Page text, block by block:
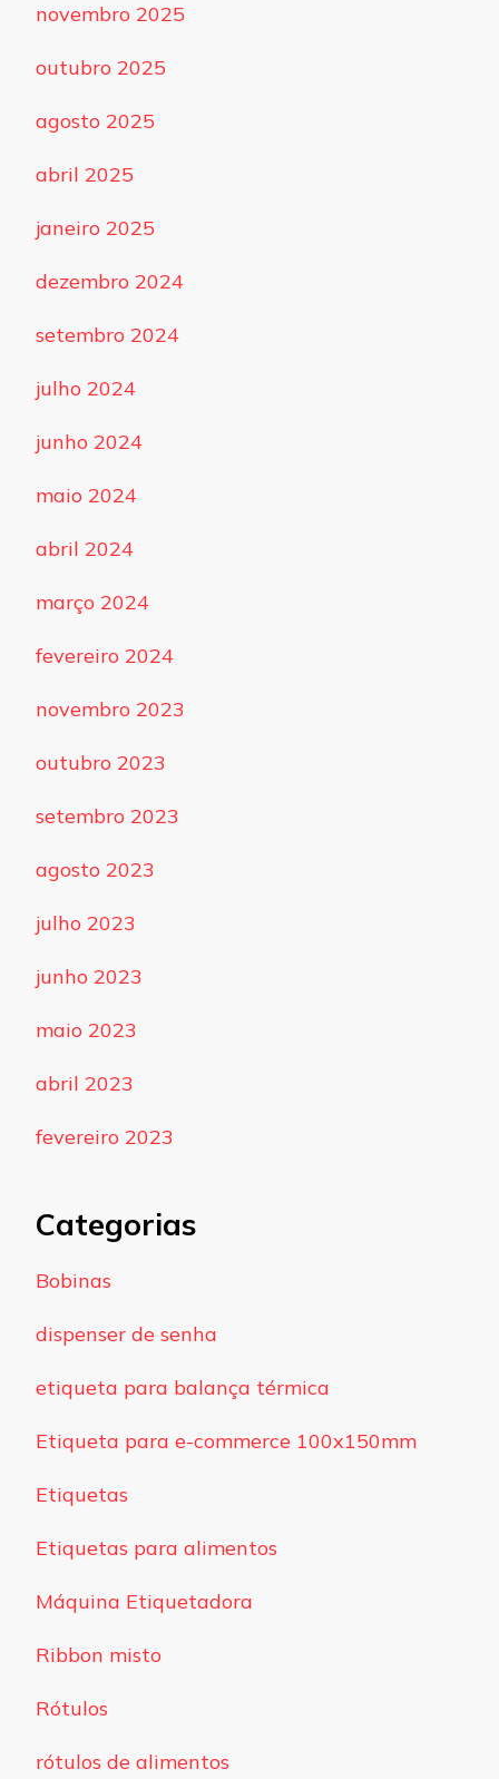
novembro 2025
outubro 2025
agosto 2025
abril 2025
janeiro 2025
dezembro 2024
setembro 2024
julho 2024
junho 2024
maio 2024
abril 2024
março 2024
fevereiro 2024
novembro 2023
outubro 2023
setembro 2023
agosto 2023
julho 2023
junho 2023
maio 2023
abril 2023
fevereiro 2023
Categorias
Bobinas
dispenser de senha
etiqueta para balança térmica
Etiqueta para e-commerce 100x150mm
Etiquetas
Etiquetas para alimentos
Máquina Etiquetadora
Ribbon misto
Rótulos
rótulos de alimentos